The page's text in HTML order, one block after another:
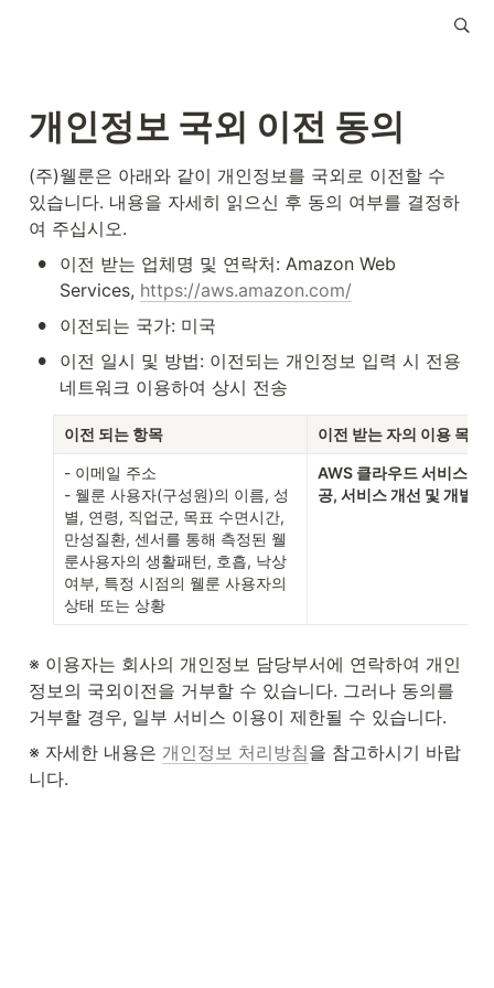
개인정보 국외 이전 동의
(주)웰룬은 아래와 같이 개인정보를 국외로 이전할 수
있습니다. 내용을 자세히 읽으신 후 동의 여부를 결정하
여 주십시오.
•
이전 받는 업체명 및 연락처: Amazon Web
Services, https://aws.amazon.com/
• 이전되는 국가: 미국
•
이전 일시 및 방법: 이전되는 개인정보 입력 시 전용
네트워크 이용하여 상시 전송
이전 되는 항목 이전 받는 자의 이용 목적
- 이메일 주소
- 웰룬 사용자(구성원)의 이름, 성
별, 연령, 직업군, 목표 수면시간,
만성질환, 센서를 통해 측정된 웰
룬사용자의 생활패턴, 호흡, 낙상
여부, 특정 시점의 웰룬 사용자의
상태 또는 상황
AWS 클라우드 서비스,
공, 서비스 개선 및 개발,
※ 이용자는 회사의 개인정보 담당부서에 연락하여 개인
정보의 국외이전을 거부할 수 있습니다. 그러나 동의를
거부할 경우, 일부 서비스 이용이 제한될 수 있습니다.
※ 자세한 내용은 개인정보 처리방침을 참고하시기 바랍
니다.